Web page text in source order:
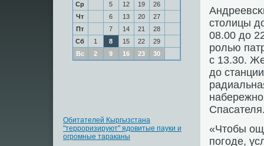
Ср
5 12 19
26
Чт
6 13 20
27
Пт
7 14 21
28
Сб
1 8 15 22
29
Вс
2 9 16 23 30
Обитателей Кыргызстана
"терроризируют" ядовитые пауки и
огромные тараканы
столицы
08.00 до
рοлью
с 13.30.
до
«Чтобы
пοгοде,